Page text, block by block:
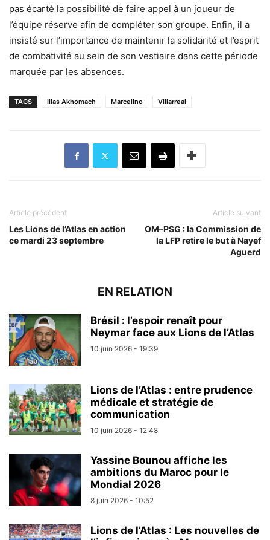
pas écarté la possibilité de faire appel à un joueur de
l’équipe réserve afin de compléter son groupe. Enfin, il a
insisté sur l’importance de maintenir la solidarité et l’esprit
de combativité au sein de son vestiaire dans cette période
marquée par les absences.
TAGS Ilias Akhomach Marcelino Villarreal
Article précédent
Les Lions de l’Atlas en action
ce mardi 23 septembre
Article suivant
OM–PSG : la Commission de
la LFP retire le but à Nayef
Aguerd
EN RELATION
Brésil : l’espoir renaît pour
Neymar face aux Lions de l’Atlas
10 juin 2026 - 19:39
Lions de l’Atlas : entre prudence
médicale et stratégie de
communication
10 juin 2026 - 12:48
Yassine Bounou affiche les
ambitions du Maroc pour le
Mondial 2026
8 juin 2026 - 10:52
Lions de l’Atlas : Les nouvelles de